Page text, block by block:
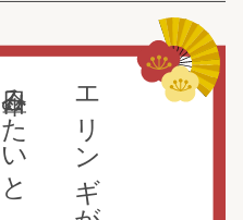
エリンギが
日傘みたいと